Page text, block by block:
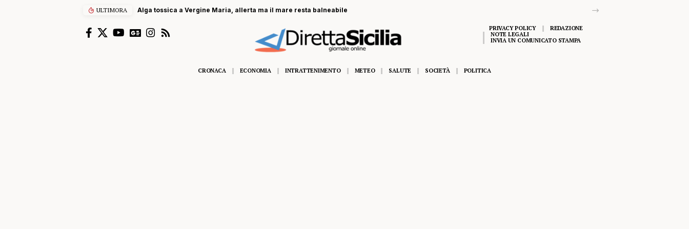
ULTIMORA Alga tossica a Vergine Maria, allerta ma il mare resta balneabile
PRIVACY POLICY
REDAZIONE
NOTE LEGALI
INVIA UN COMUNICATO STAMPA
CRONACA ECONOMIA INTRATTENIMENTO METEO SALUTE SOCIETÀ POLITICA